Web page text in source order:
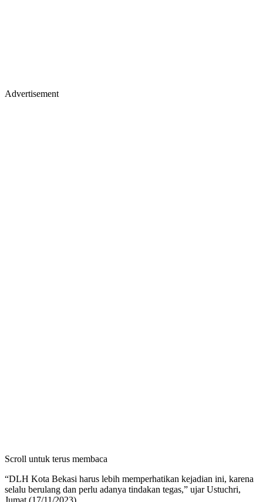
Advertisement
Scroll untuk terus membaca
“DLH Kota Bekasi harus lebih memperhatikan kejadian ini, karena
selalu berulang dan perlu adanya tindakan tegas,” ujar Ustuchri,